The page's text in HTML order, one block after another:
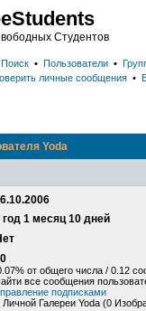
Студентов
Поиск • Пользователи •
личные сообщения•
Yoda
год 1 месяц 10 дней
от общего числа / 0.12
все сообщения
подписками
Личной Галереи Yoda (0